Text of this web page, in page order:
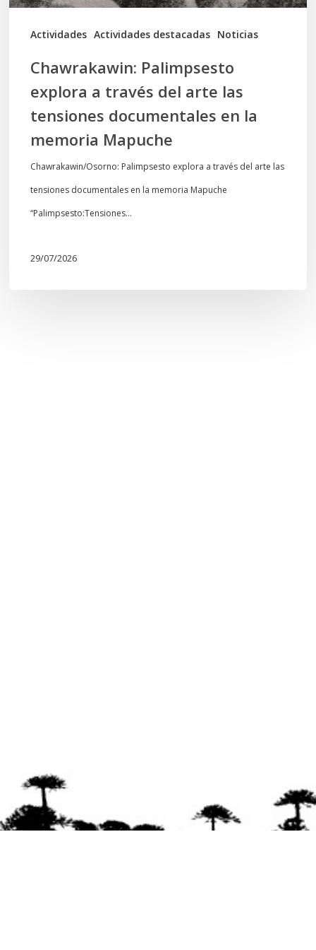
Actividades Actividades destacadas Noticias
tensiones
documentales
memoria
Mapuche
Chawrakawin: Palimpsesto
explora a través del arte las
tensiones documentales en la
memoria Mapuche
Chawrakawin/Osorno: Palimpsesto explora a través del arte las
tensiones documentales en la memoria Mapuche
“Palimpsesto:Tensiones…
29/07/2026